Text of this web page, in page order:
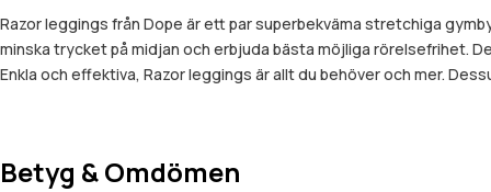
Razor leggings från Dope är ett par superbekväma stretchiga
minska trycket på midjan och erbjuda bästa möjliga rörelsefrihet.
Enkla och effektiva, Razor leggings är allt du behöver och mer.
Betyg & Omdömen